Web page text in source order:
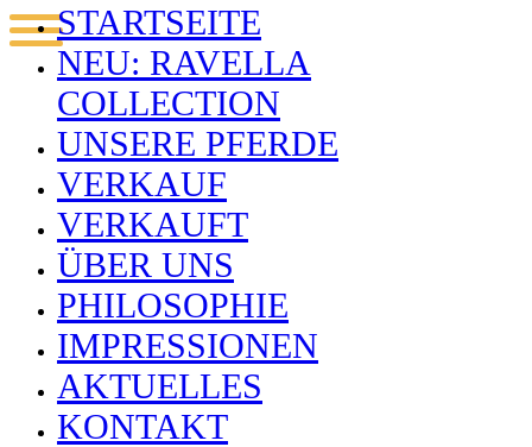
STARTSEITE
NEU: RAVELLA
COLLECTION
UNSERE PFERDE
VERKAUF
VERKAUFT
ÜBER UNS
PHILOSOPHIE
IMPRESSIONEN
AKTUELLES
KONTAKT